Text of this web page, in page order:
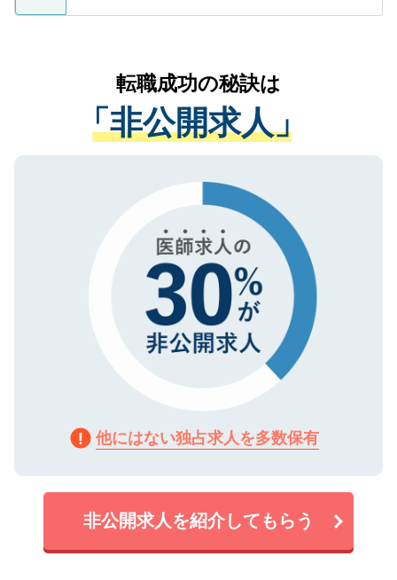
ているすべての個人データはご本人の許可
は、個人情報の取り扱いについての厳密な
管理基準を満たした事業者のみに付与され
る、プライバシーマークを取得済みです。
で、機密保持に関してもご安心ください。
かがいして、現在の医療機関の状況や紹介
経験をまじえながら、適切なアドバイスを
させていただきます。すぐにご転職をされ
ない方には、長期的なサポートが可能です
ので、まずはご登録ください。
転職成功の秘訣は
「非公開求人」
他にはない独占求人を多数保有
非公開求人を紹介してもらう